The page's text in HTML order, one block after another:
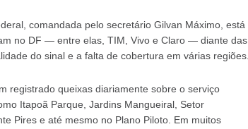
comandada pelo secretário Gilvan Máximo, está
no DF — entre elas, TIM, Vivo e Claro — diante das
do sinal e a falta de cobertura em várias regiões.
registrado queixas diariamente sobre o serviço
Itapoã Parque, Jardins Mangueiral, Setor
Pires e até mesmo no Plano Piloto. Em muitos